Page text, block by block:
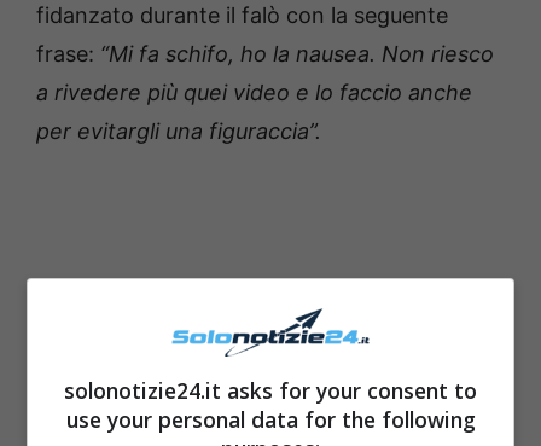
fidanzato durante il falò con la seguente
frase: “Mi fa schifo, ho la nausea. Non riesco
a rivedere più quei video e lo faccio anche
per evitargli una figuraccia”.
solonotizie24.it asks for your consent to
use your personal data for the following